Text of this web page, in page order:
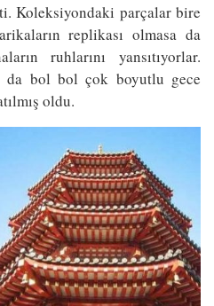
Koleksiyondaki parçalar bire
replikası olmasa da
ruhlarını yansıtıyorlar.
da bol bol çok boyutlu gece
oldu.